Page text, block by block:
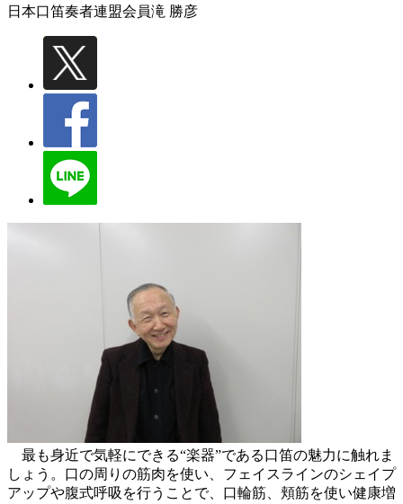
日本口笛奏者連盟会員滝 勝彦
最も身近で気軽にできる“楽器”である口笛の魅力に触れま
しょう。口の周りの筋肉を使い、フェイスラインのシェイプ
アップや腹式呼吸を行うことで、口輪筋、頬筋を使い健康増